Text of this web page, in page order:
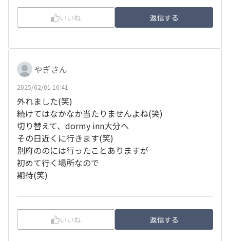
いいね 返信する
やぎさん
2025/02/01 16:41
外れました(笑)
続けてはなかなか当たりませんよね(笑)
切り替えて、dormy inn大分へ
その日近くに行きます(笑)
別府ののには行ったことありますが
初めて行く場所なので
期待(笑)
いいね 返信する